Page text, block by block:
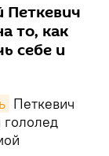
Петкевич
то, как
себе и
Петкевич
гололед